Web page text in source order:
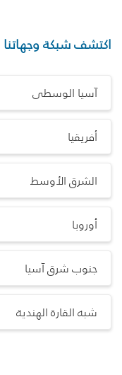
اكتشف شبكة وجهاتنا
آسيا الوسطى
أفريقيا
الشرق الأوسط
أوروبا
جنوب شرق آسيا
شبه القارة الهندية